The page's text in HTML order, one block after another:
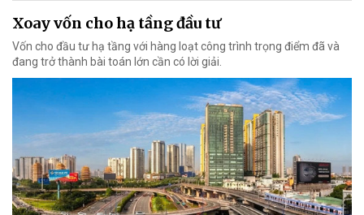
Xoay vốn cho hạ tầng đầu tư
Vốn cho đầu tư hạ tầng với hàng loạt công trình trọng điểm đã và
đang trở thành bài toán lớn cần có lời giải.